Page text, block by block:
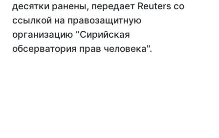
десятки ранены, передает Reuters со
ссылкой на правозащитную
организацию "Сирийская
обсерватория прав человека".